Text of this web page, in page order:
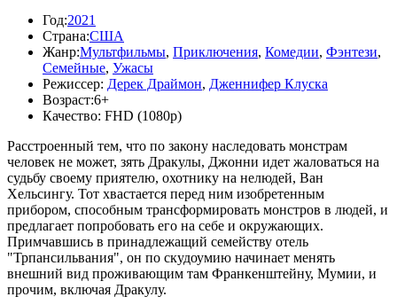
Год:2021
Страна:США
Жанр:Мультфильмы, Приключения, Комедии, Фэнтези,
Семейные, Ужасы
Режиссер: Дерек Драймон, Дженнифер Клуска
Возраст:6+
Качество: FHD (1080p)
Расстроенный тем, что по закону наследовать монстрам
человек не может, зять Дракулы, Джонни идет жаловаться на
судьбу своему приятелю, охотнику на нелюдей, Ван
Хельсингу. Тот хвастается перед ним изобретенным
прибором, способным трансформировать монстров в людей, и
предлагает попробовать его на себе и окружающих.
Примчавшись в принадлежащий семейству отель
"Трпансильвания", он по скудоумию начинает менять
внешний вид проживающим там Франкенштейну, Мумии, и
прочим, включая Дракулу.